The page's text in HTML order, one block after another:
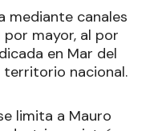
mediante canales
mayor, al por
en Mar del
territorio nacional.
limita a Mauro